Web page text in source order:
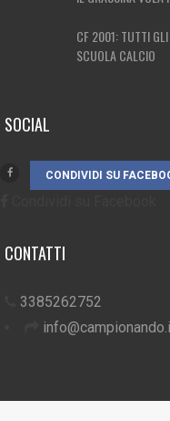
CF 2001: TUTTI
SCUOLA CALCIO
SOCIAL
CONDIVIDI SU
CONTATTI
3385262752